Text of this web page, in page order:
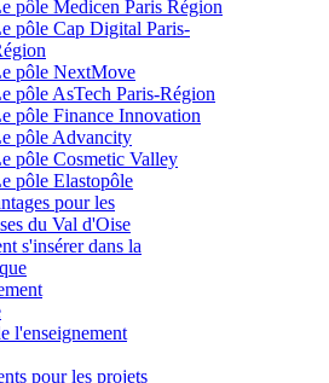
pôle Medicen Paris Région
pôle Cap Digital Paris-
pôle NextMove
pôle AsTech Paris-Région
pôle Finance Innovation
pôle Advancity
pôle Cosmetic Valley
pôle Elastopôle
pour les
du Val d'Oise
s'insérer dans la
l'enseignement
pour les projets